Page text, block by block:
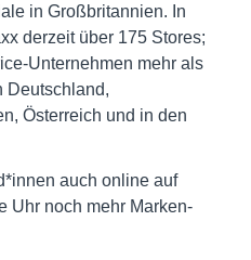
in Großbritannien. In
derzeit über 175 Stores;
Unternehmen mehr als
Deutschland,
Österreich und in den
auch online auf
Uhr noch mehr Marken-